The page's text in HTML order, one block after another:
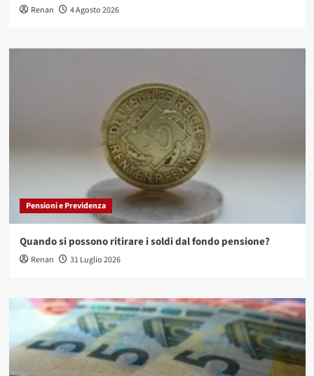
Renan 4 Agosto 2026
Pensioni e Previdenza
Quando si possono ritirare i soldi dal fondo pensione?
Renan 31 Luglio 2026